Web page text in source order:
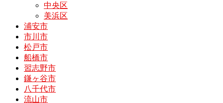
中央区
美浜区
浦安市
市川市
松戸市
船橋市
習志野市
鎌ヶ谷市
八千代市
流山市